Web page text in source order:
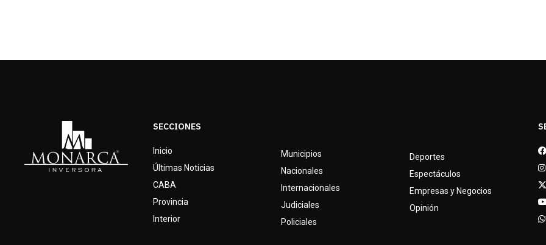
SECCIONES
Inicio
Últimas Noticias
CABA
Provincia
Interior
Municipios
Nacionales
Internacionales
Judiciales
Policiales
Deportes
Espectáculos
Empresas y Negocios
Opinión